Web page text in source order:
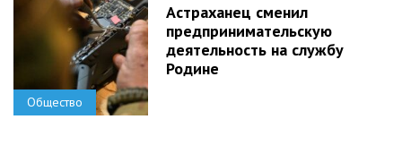
Общество
Астраханец сменил
предпринимательскую
деятельность на службу
Родине